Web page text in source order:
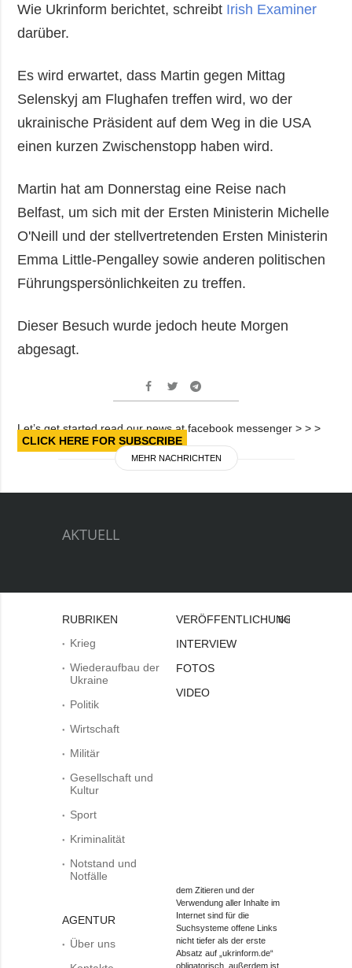
Notstand und
Notfälle
Veröffentlichungen
Interview
Abonnement
Fotobank
Wie Ukrinform berichtet, schreibt Irish Examiner
darüber.
Es wird erwartet, dass Martin gegen Mittag
Selenskyj am Flughafen treffen wird, wo der
ukrainische Präsident auf dem Weg in die USA
einen kurzen Zwischenstopp haben wird.
Martin hat am Donnerstag eine Reise nach
Belfast, um sich mit der Ersten Ministerin Michelle
O'Neill und der stellvertretenden Ersten Ministerin
Emma Little-Pengalley sowie anderen politischen
Führungspersönlichkeiten zu treffen.
Dieser Besuch wurde jedoch heute Morgen
abgesagt.
Let’s get started read our news at facebook messenger > > >
CLICK HERE FOR SUBSCRIBE
MEHR NACHRICHTEN
AKTUELL
RUBRIKEN
Krieg
Wiederaufbau der
Ukraine
Politik
Wirtschaft
Militär
Gesellschaft und
Kultur
Sport
Kriminalität
Notstand und
Notfälle
AGENTUR
Über uns
VERÖFFENTLICHUNGEN
INTERVIEW
FOTOS
VIDEO
Bei
dem Zitieren und der
Verwendung aller Inhalte im
Internet sind für die
Suchsysteme offene Links
nicht tiefer als der erste
Absatz auf „ukrinform.de“
obligatorisch, außerdem ist